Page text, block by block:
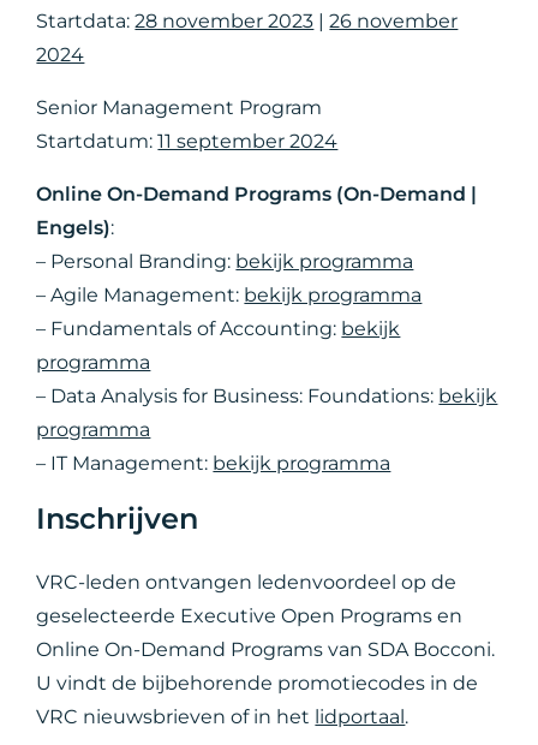
Startdata:28 november 2023 |26 november
2024
Senior Management Program
Startdatum:11 september 2024
Online On-Demand Programs (On-Demand |
Engels):
– Personal Branding: bekijk programma
– Agile Management: bekijk programma
– Fundamentals of Accounting: bekijk
programma
– Data Analysis for Business: Foundations: bekijk
programma
– IT Management: bekijk programma
Inschrijven
VRC-leden ontvangen ledenvoordeel op de
geselecteerde Executive Open Programs en
Online On-Demand Programs van SDA Bocconi.
U vindt de bijbehorende promotiecodes in de
VRC nieuwsbrieven of in het lidportaal.